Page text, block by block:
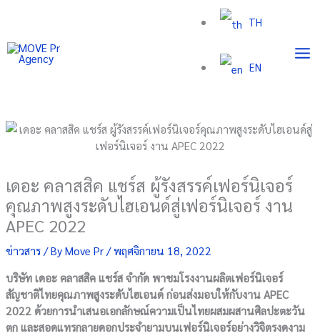
content
TH
EN
เดอะ คลาสสิค แชร์ส ผู้รังสรรค์เฟอร์นิเจอร์
คุณภาพสูงระดับไฮเอนด์สู่เฟอร์นิเจอร์ งาน
APEC 2022
ข่าวสาร/ ByMove Pr/พฤศจิกายน 18, 2022
บริษัท เดอะ คลาสสิค แชร์ส จำกัด พาชมโรงงานผลิตเฟอร์นิเจอร์
สัญชาติไทยคุณภาพสูงระดับไฮเอนด์ ก่อนส่งมอบให้กับงานAPEC
2022 ด้วยการนำเสนอเอกลักษณ์ความเป็นไทยผสมผสานศิลปะตะวัน
ตก และสอดแทรกลายดอกประจำยามบนเฟอร์นิเจอร์อย่างวิจิตรงดงาม